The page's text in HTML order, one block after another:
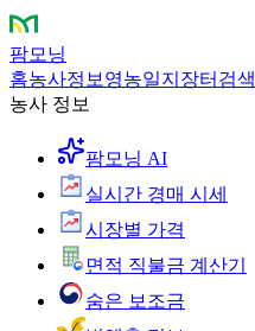
팜모닝
홈농사정보 영농일지 장터 검색
농사 정보
팜모닝 AI
실시간 경매 시세
시장별 가격
면적 직불금 계산기
숨은 보조금